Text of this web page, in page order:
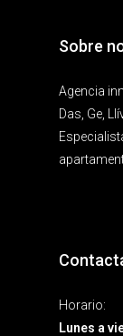
Sobre
Agencia
Das, Ge,
Horario:
Lunes a